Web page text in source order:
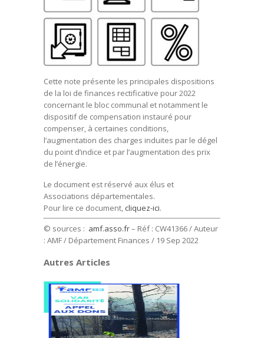
Cette note présente les principales dispositions
de la loi de finances rectificative pour 2022
concernant le bloc communal et notamment le
dispositif de compensation instauré pour
compenser, à certaines conditions,
l’augmentation des charges induites par le dégel
du point d’indice et par l’augmentation des prix
de l’énergie.
Le document est réservé aux élus et
Associations départementales.
Pour lire ce document, cliquez-ici.
© sources : amf.asso.fr– Réf : CW41366 / Auteur
: AMF / Département Finances / 19 Sep 2022
Autres Articles